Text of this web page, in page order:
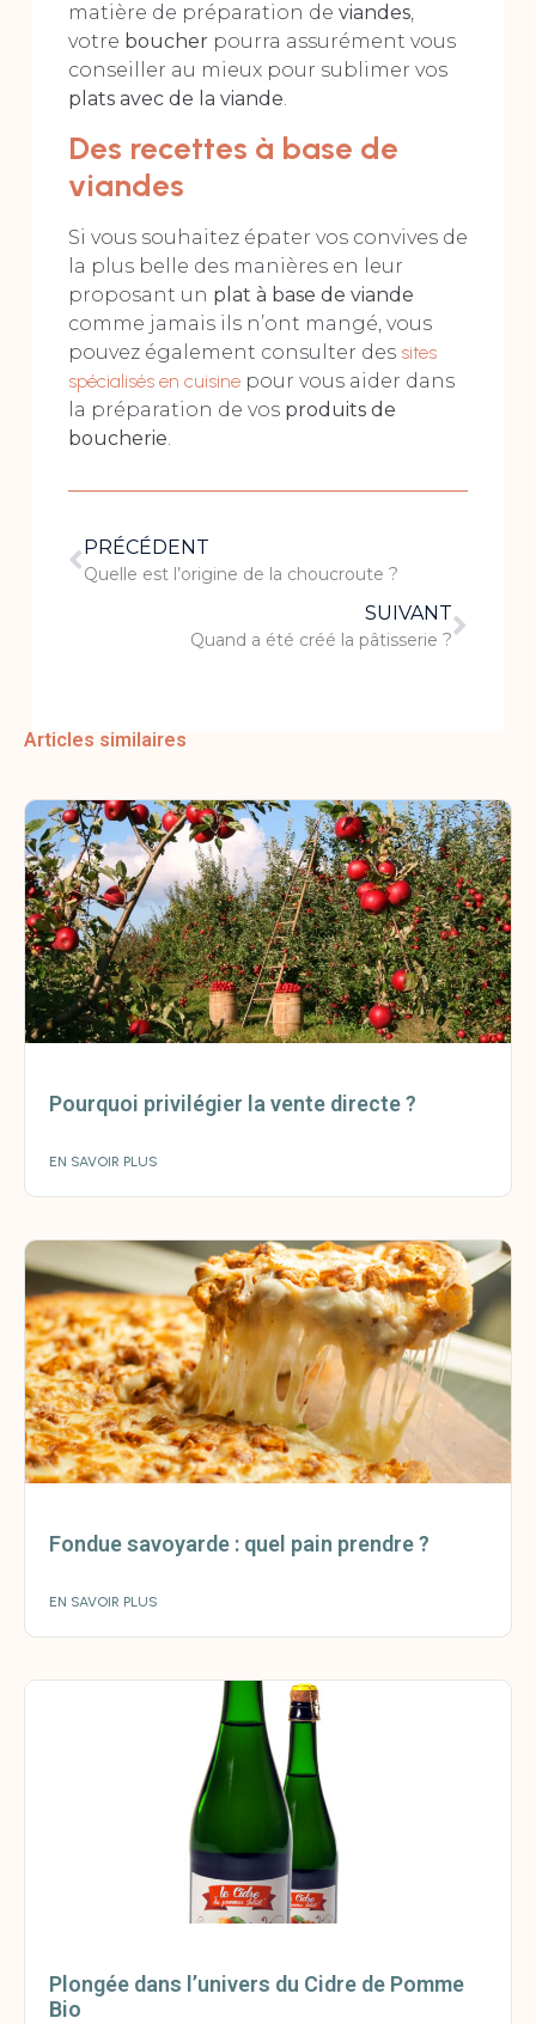
matière de préparation de viandes,
votre boucher pourra assurément vous
conseiller au mieux pour sublimer vos
plats avec de la viande.
Des recettes à base de
viandes
Si vous souhaitez épater vos convives de
la plus belle des manières en leur
proposant un plat à base de viande
comme jamais ils n’ont mangé, vous
pouvez également consulter des sites
spécialisés en cuisinepour vous aider dans
la préparation de vos produits de
boucherie.
PRÉCÉDENT
Quelle est l’origine de la choucroute ?
SUIVANT
Quand a été créé la pâtisserie ?
Articles similaires
Pourquoi privilégier la vente directe ?
EN SAVOIR PLUS
Fondue savoyarde : quel pain prendre ?
EN SAVOIR PLUS
Plongée dans l’univers du Cidre de Pomme
Bio